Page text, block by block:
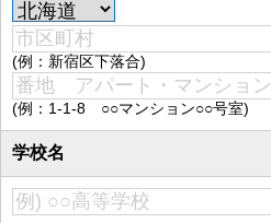
(例：新宿区下落合)
(例：1-1-8 ○○マンション○○号室)
学校名